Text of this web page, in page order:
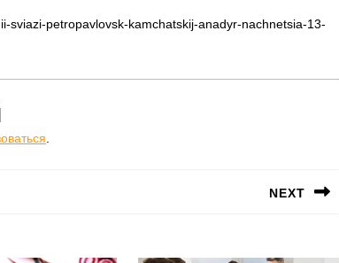
sviazi-petropavlovsk-kamchatskij-anadyr-nachnetsia-13-
.
NEXT